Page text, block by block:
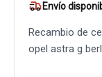
Envío
Recambio de
opel astra g